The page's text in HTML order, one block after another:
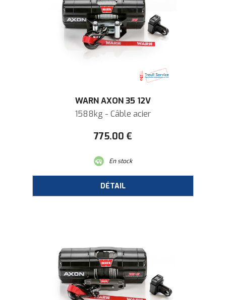
WARN AXON 35 12V
1588kg - Câble acier
775.00 €
En stock